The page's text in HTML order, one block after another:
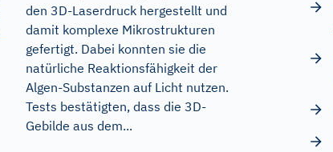
den 3D-Laserdruck hergestellt und
damit komplexe Mikrostrukturen
gefertigt. Dabei konnten sie die
natürliche Reaktionsfähigkeit der
Algen-Substanzen auf Licht nutzen.
Tests bestätigten, dass die 3D-
Gebilde aus dem...